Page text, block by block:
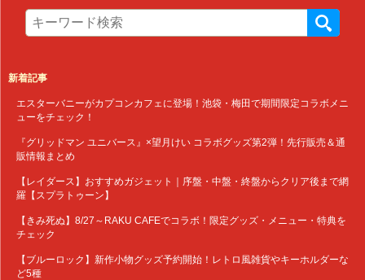
新着記事
エスターバニーがカプコンカフェに登場！池袋・梅田で期間限定コラボメニ
ューをチェック！
『グリッドマン ユニバース』×望月けい コラボグッズ第2弾！先行販売＆通
販情報まとめ
【レイダース】おすすめガジェット｜序盤・中盤・終盤からクリア後まで網
羅【スプラトゥーン】
【きみ死ぬ】8/27～RAKU CAFEでコラボ！限定グッズ・メニュー・特典を
チェック
【ブルーロック】新作小物グッズ予約開始！レトロ風雑貨やキーホルダーな
ど5種